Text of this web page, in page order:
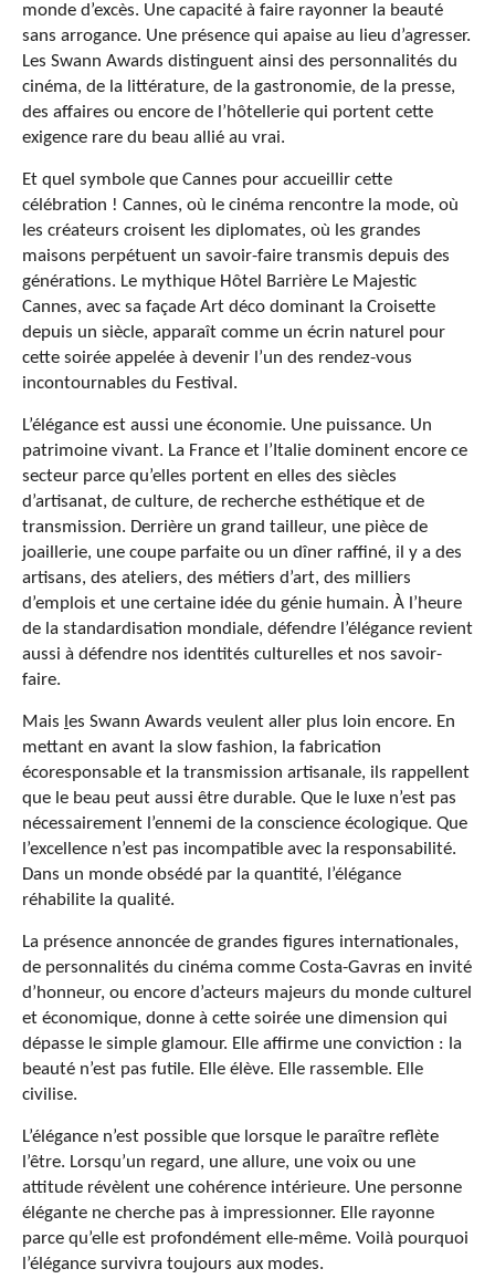
monde d’excès. Une capacité à faire rayonner la beauté
sans arrogance. Une présence qui apaise au lieu d’agresser.
Les Swann Awards distinguent ainsi des personnalités du
cinéma, de la littérature, de la gastronomie, de la presse,
des affaires ou encore de l’hôtellerie qui portent cette
exigence rare du beau allié au vrai.
Et quel symbole que Cannes pour accueillir cette
célébration ! Cannes, où le cinéma rencontre la mode, où
les créateurs croisent les diplomates, où les grandes
maisons perpétuent un savoir-faire transmis depuis des
générations. Le mythique Hôtel Barrière Le Majestic
Cannes, avec sa façade Art déco dominant la Croisette
depuis un siècle, apparaît comme un écrin naturel pour
cette soirée appelée à devenir l’un des rendez-vous
incontournables du Festival.
L’élégance est aussi une économie. Une puissance. Un
patrimoine vivant. La France et l’Italie dominent encore ce
secteur parce qu’elles portent en elles des siècles
d’artisanat, de culture, de recherche esthétique et de
transmission. Derrière un grand tailleur, une pièce de
joaillerie, une coupe parfaite ou un dîner raffiné, il y a des
artisans, des ateliers, des métiers d’art, des milliers
d’emplois et une certaine idée du génie humain. À l’heure
de la standardisation mondiale, défendre l’élégance revient
aussi à défendre nos identités culturelles et nos savoir-
faire.
Mais les Swann Awards veulent aller plus loin encore. En
mettant en avant la slow fashion, la fabrication
écoresponsable et la transmission artisanale, ils rappellent
que le beau peut aussi être durable. Que le luxe n’est pas
nécessairement l’ennemi de la conscience écologique. Que
l’excellence n’est pas incompatible avec la responsabilité.
Dans un monde obsédé par la quantité, l’élégance
réhabilite la qualité.
La présence annoncée de grandes figures internationales,
de personnalités du cinéma comme Costa-Gavras en invité
d’honneur, ou encore d’acteurs majeurs du monde culturel
et économique, donne à cette soirée une dimension qui
dépasse le simple glamour. Elle affirme une conviction : la
beauté n’est pas futile. Elle élève. Elle rassemble. Elle
civilise.
L’élégance n’est possible que lorsque le paraître reflète
l’être. Lorsqu’un regard, une allure, une voix ou une
attitude révèlent une cohérence intérieure. Une personne
élégante ne cherche pas à impressionner. Elle rayonne
parce qu’elle est profondément elle-même. Voilà pourquoi
l’élégance survivra toujours aux modes.